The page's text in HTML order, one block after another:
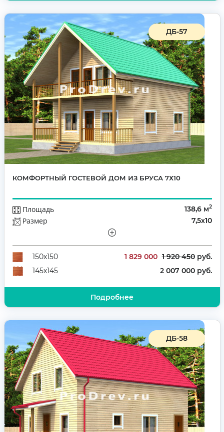
ДБ-57
КОМФОРТНЫЙ ГОСТЕВОЙ ДОМ ИЗ БРУСА 7Х10
Площадь 138,6 м2
Размер 7,5х10
Количество комнат
5
150х150
1 829 000 1 920 450руб.
145х145
2 007 000 руб.
Подробнее
ДБ-58